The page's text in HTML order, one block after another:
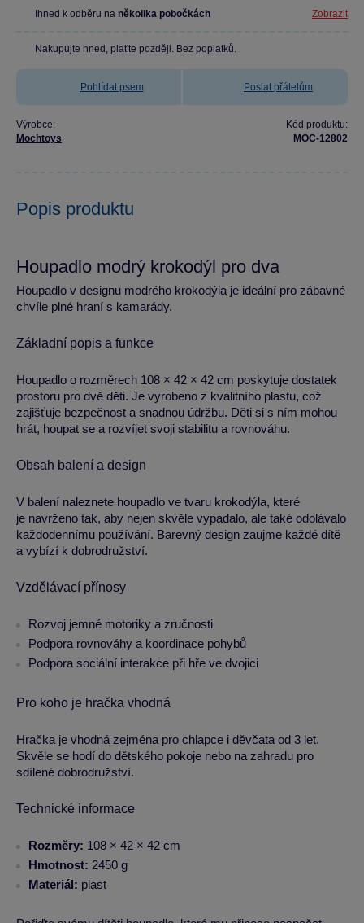
Ihned k odběru na několika pobočkách Zobrazit
Nakupujte hned, plaťte později. Bez poplatků.
Pohlídat psem Poslat přátelům
Výrobce:
Mochtoys
Kód produktu:
MOC-12802
Popis produktu
Houpadlo modrý krokodýl pro dva
Houpadlo v designu modrého krokodýla je ideální pro zábavné
chvíle plné hraní s kamarády.
Základní popis a funkce
Houpadlo o rozměrech 108 × 42 × 42 cm poskytuje dostatek
prostoru pro dvě děti. Je vyrobeno z kvalitního plastu, což
zajišťuje bezpečnost a snadnou údržbu. Děti si s ním mohou
hrát, houpat se a rozvíjet svoji stabilitu a rovnováhu.
Obsah balení a design
V balení naleznete houpadlo ve tvaru krokodýla, které
je navrženo tak, aby nejen skvěle vypadalo, ale také odolávalo
každodennímu používání. Barevný design zaujme každé dítě
a vybízí k dobrodružství.
Vzdělávací přínosy
Rozvoj jemné motoriky a zručnosti
Podpora rovnováhy a koordinace pohybů
Podpora sociální interakce při hře ve dvojici
Pro koho je hračka vhodná
Hračka je vhodná zejména pro chlapce i děvčata od 3 let.
Skvěle se hodí do dětského pokoje nebo na zahradu pro
sdílené dobrodružství.
Technické informace
Rozměry: 108 × 42 × 42 cm
Hmotnost: 2450 g
Materiál: plast